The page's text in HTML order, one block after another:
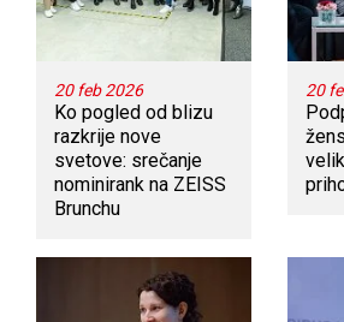
20 feb 2026
Ko pogled od blizu
razkrije nove
svetove: srečanje
nominirank na ZEISS
Brunchu
20